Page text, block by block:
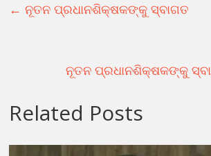
← ନୂତନ ପ୍ରଧାନଶିକ୍ଷକଙ୍କୁ ସ୍ବାଗତ
ନୂତନ ପ୍ରଧାନଶିକ୍ଷକଙ୍କୁ
Related Posts